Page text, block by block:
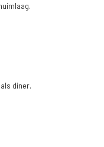
diner.